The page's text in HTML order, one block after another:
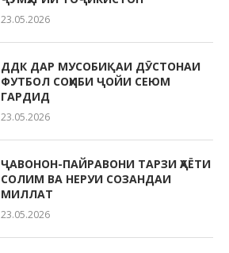
23.05.2026
ДДК ДАР МУСОБИҚАИ ДӮСТОНАИ
ФУТБОЛ СОҲИБИ ҶОЙИ СЕЮМ
ГАРДИД
23.05.2026
ҶАВОНОН-ПАЙРАВОНИ ТАРЗИ ҲАЁТИ
СОЛИМ ВА НЕРУИ СОЗАНДАИ
МИЛЛАТ
23.05.2026